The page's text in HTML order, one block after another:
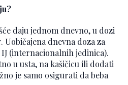
daju jednom dnevno, u dozi
dnevna doza za
(internacionalnih jedinica).
u usta, na kašičicu ili dodati
je samo osigurati da beba